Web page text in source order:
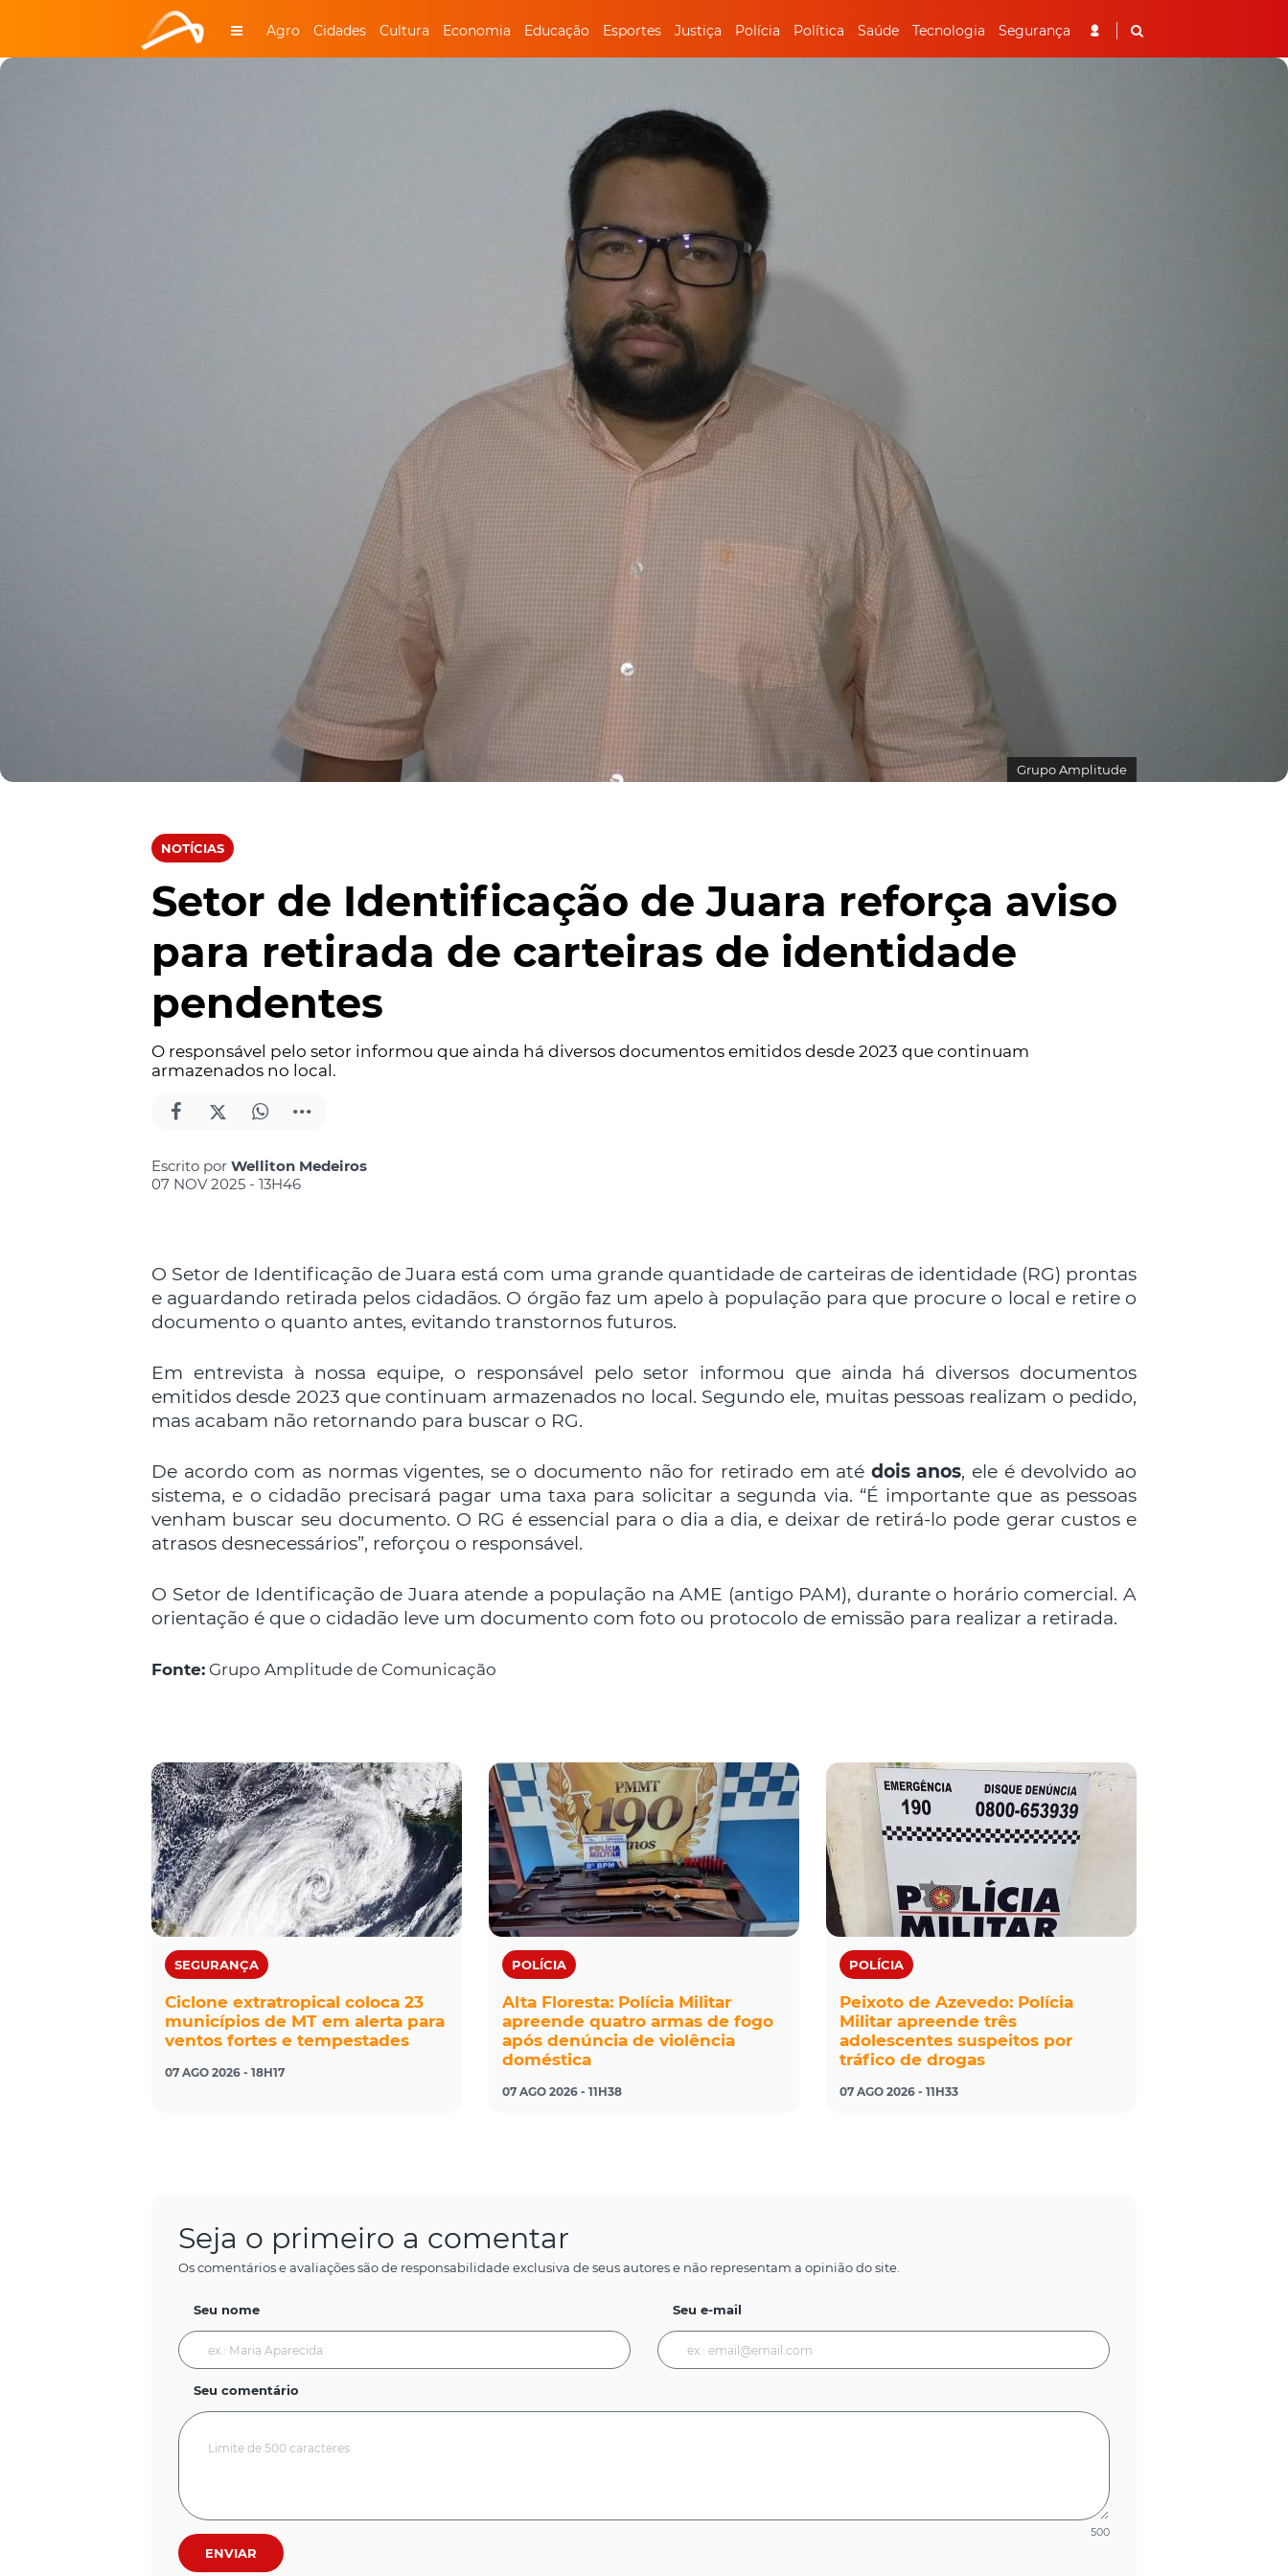
Agro Cidades Cultura Economia Educação Esportes Justiça Polícia Política Saúde Tecnologia Segurança
Grupo Amplitude
NOTÍCIAS
Setor de Identificação de Juara reforça aviso
para retirada de carteiras de identidade
pendentes
O responsável pelo setor informou que ainda há diversos documentos emitidos desde 2023 que continuam
armazenados no local.
Escrito por Welliton Medeiros
07 NOV 2025 - 13H46
O Setor de Identificação de Juara está com uma grande quantidade de carteiras de identidade (RG) prontas
e aguardando retirada pelos cidadãos. O órgão faz um apelo à população para que procure o local e retire o
documento o quanto antes, evitando transtornos futuros.
Em entrevista à nossa equipe, o responsável pelo setor informou que ainda há diversos documentos
emitidos desde 2023 que continuam armazenados no local. Segundo ele, muitas pessoas realizam o pedido,
mas acabam não retornando para buscar o RG.
De acordo com as normas vigentes, se o documento não for retirado em até dois anos, ele é devolvido ao
sistema, e o cidadão precisará pagar uma taxa para solicitar a segunda via. “É importante que as pessoas
venham buscar seu documento. O RG é essencial para o dia a dia, e deixar de retirá-lo pode gerar custos e
atrasos desnecessários”, reforçou o responsável.
O Setor de Identificação de Juara atende a população na AME (antigo PAM), durante o horário comercial. A
orientação é que o cidadão leve um documento com foto ou protocolo de emissão para realizar a retirada.
Fonte: Grupo Amplitude de Comunicação
SEGURANÇA
Ciclone extratropical coloca 23
municípios de MT em alerta para
ventos fortes e tempestades
07 AGO 2026 - 18H17
POLÍCIA
Alta Floresta: Polícia Militar
apreende quatro armas de fogo
após denúncia de violência
doméstica
07 AGO 2026 - 11H38
POLÍCIA
Peixoto de Azevedo: Polícia
Militar apreende três
adolescentes suspeitos por
tráfico de drogas
07 AGO 2026 - 11H33
Seja o primeiro a comentar
Os comentários e avaliações são de responsabilidade exclusiva de seus autores e não representam a opinião do site.
Seu nome Seu e-mail
Seu comentário
500
ENVIAR